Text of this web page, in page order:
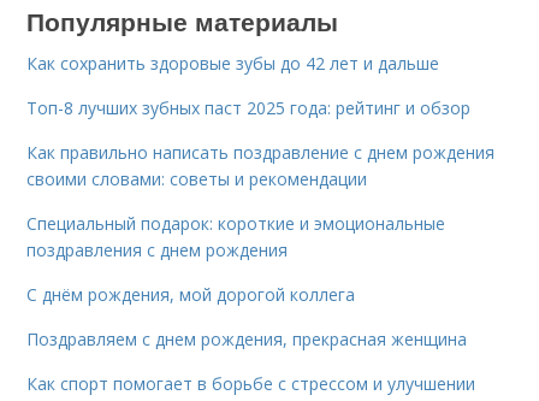
Популярные материалы
Как сохранить здоровые зубы до 42 лет и дальше
Топ-8 лучших зубных паст 2025 года: рейтинг и обзор
Как правильно написать поздравление с днем рождения
своими словами: советы и рекомендации
Специальный подарок: короткие и эмоциональные
поздравления с днем рождения
С днём рождения, мой дорогой коллега
Поздравляем с днем рождения, прекрасная женщина
Как спорт помогает в борьбе с стрессом и улучшении